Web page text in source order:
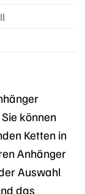
können
Ketten in
Anhänger
Auswahl
das